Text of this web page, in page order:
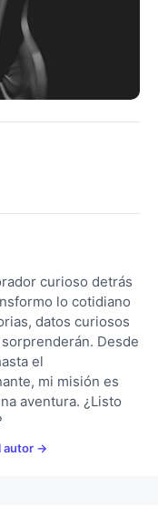
curioso detrás
lo cotidiano
datos curiosos
Desde
el
mi misión es
aventura. ¿Listo
autor